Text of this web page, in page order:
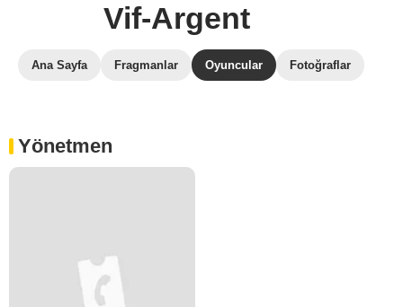
Vif-Argent
Ana Sayfa Fragmanlar Oyuncular Fotoğraflar
Yönetmen